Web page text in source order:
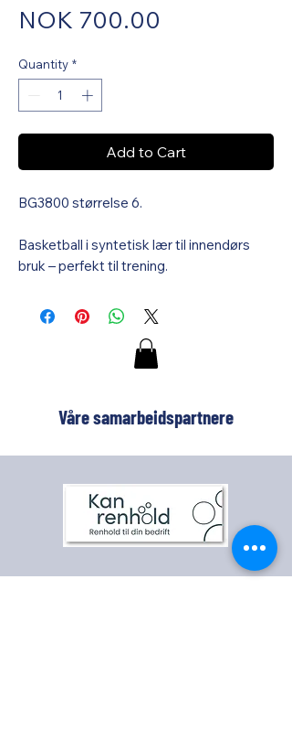
NOK 700.00
Quantity *
Add to Cart
BG3800 størrelse 6.
Basketball i syntetisk lær til innendørs
bruk – perfekt til trening.
Våre samarbeidspartnere